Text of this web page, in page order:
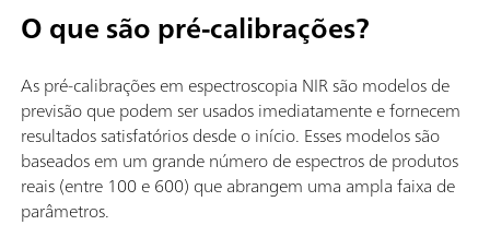
O que são pré-calibrações?
As pré-calibrações em espectroscopia NIR são modelos de
previsão que podem ser usados imediatamente e fornecem
resultados satisfatórios desde o início. Esses modelos são
baseados em um grande número de espectros de produtos
reais (entre 100 e 600) que abrangem uma ampla faixa de
parâmetros.